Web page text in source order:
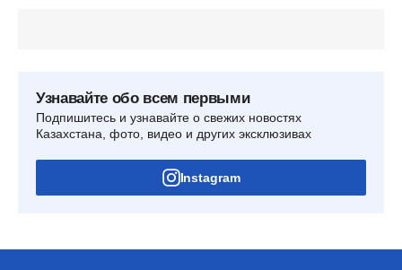
Узнавайте обо всем первыми
Подпишитесь и узнавайте о свежих новостях
Казахстана, фото, видео и других эксклюзивах
Instagram